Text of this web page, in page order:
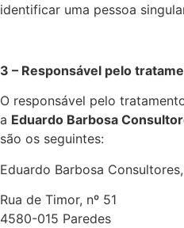
identificar uma pessoa
3 – Responsável pelo
O responsável pelo
a Eduardo Barbosa
são os seguintes:
Eduardo Barbosa
Rua de Timor, nº 51
4580-015 Paredes